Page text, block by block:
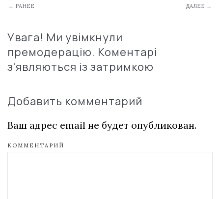
← РАНЕЕ ДАЛЕЕ →
Увага! Ми увімкнули
премодерацію. Коментарі
з'являються із затримкою
Добавить комментарий
Ваш адрес email не будет опубликован.
КОММЕНТАРИЙ